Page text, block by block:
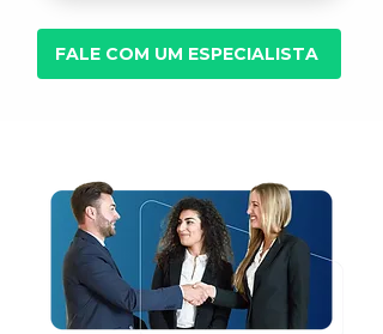
FALE COM UM ESPECIALISTA